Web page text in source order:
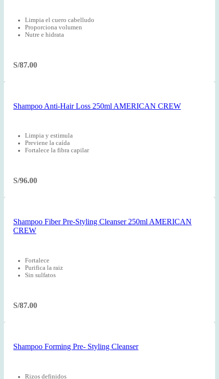
Limpia el cuero cabelludo
Proporciona volumen
Nutre e hidrata
S/87.00
Shampoo Anti-Hair Loss 250ml AMERICAN CREW
Limpia y estimula
Previene la caída
Fortalece la fibra capilar
S/96.00
Shampoo Fiber Pre-Styling Cleanser 250ml AMERICAN
CREW
Fortalece
Purifica la raiz
Sin sulfatos
S/87.00
Shampoo Forming Pre- Styling Cleanser
Rizos definidos